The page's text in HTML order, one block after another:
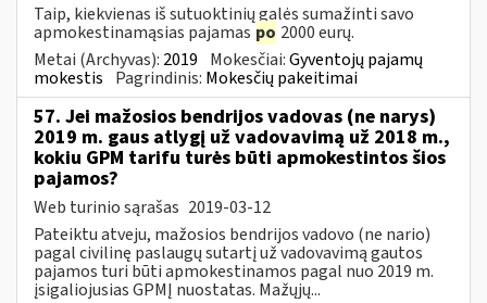
Taip, kiekvienas iš sutuoktinių galės sumažinti savo
apmokestinamąsias pajamas po 2000 eurų.
Metai (Archyvas): 2019 Mokesčiai:Gyventojų pajamų
mokestis Pagrindinis: Mokesčių pakeitimai
57. Jei mažosios bendrijos vadovas (ne narys)
2019 m. gaus atlygį už vadovavimą už 2018 m.,
kokiu GPM tarifu turės būti apmokestintos šios
pajamos?
Web turinio sąrašas 2019-03-12
Pateiktu atveju, mažosios bendrijos vadovo (ne nario)
pagal civilinę paslaugų sutartį už vadovavimą gautos
pajamos turi būti apmokestinamos pagal nuo 2019 m.
įsigaliojusias GPMĮ nuostatas. Mažųjų...